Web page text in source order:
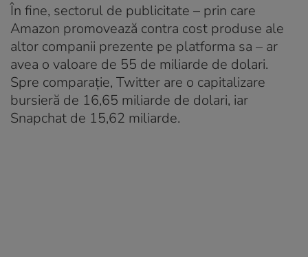
În fine, sectorul de publicitate – prin care
Amazon promovează contra cost produse ale
altor companii prezente pe platforma sa – ar
avea o valoare de 55 de miliarde de dolari.
Spre comparație, Twitter are o capitalizare
bursieră de 16,65 miliarde de dolari, iar
Snapchat de 15,62 miliarde.